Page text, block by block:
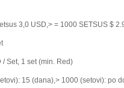
3,0 USD,> = 1000 SETSUS $
/ Set, 1 set (min. Red)
15 (dana),> 1000 (setovi): po